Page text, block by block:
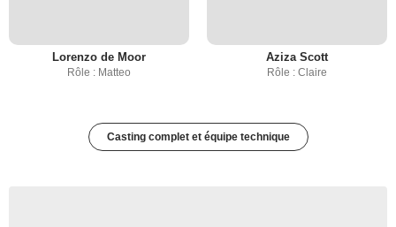
Lorenzo de Moor
Rôle : Matteo
Aziza Scott
Rôle : Claire
Casting complet et équipe technique